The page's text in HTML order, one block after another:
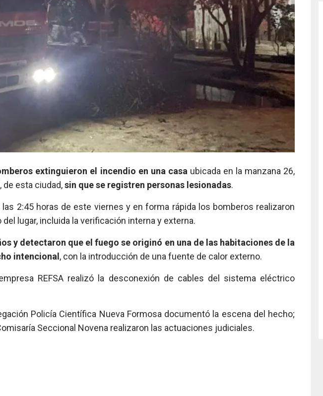
extinguieron el incendio en una casa ubicada en la manzana 26,
, de esta ciudad,sin que se registren personas lesionadas.
2:45 horas de este viernes y en forma rápida los bomberos realizaron
lugar, incluida la verificación interna y externa.
y detectaron que el fuego se originó en una de las habitaciones de la
intencional, con la introducción de una fuente de calor externo.
REFSA realizó la desconexión de cables del sistema eléctrico
Policía Científica Nueva Formosa documentó la escena del hecho;
Seccional Novena realizaron las actuaciones judiciales.